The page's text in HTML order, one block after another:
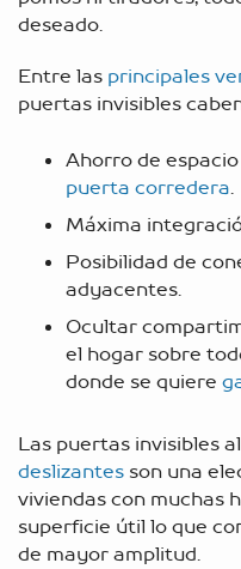
deseado.
Entre las principales
puertas invisibles
Ahorro de
puerta corredera.
Máxima
Posibilidad de
adyacentes.
Ocultar
el hogar sobre
donde se quiere
Las puertas invisibles
deslizantes son una
viviendas con muchas
superficie útil lo que
de mayor amplitud.